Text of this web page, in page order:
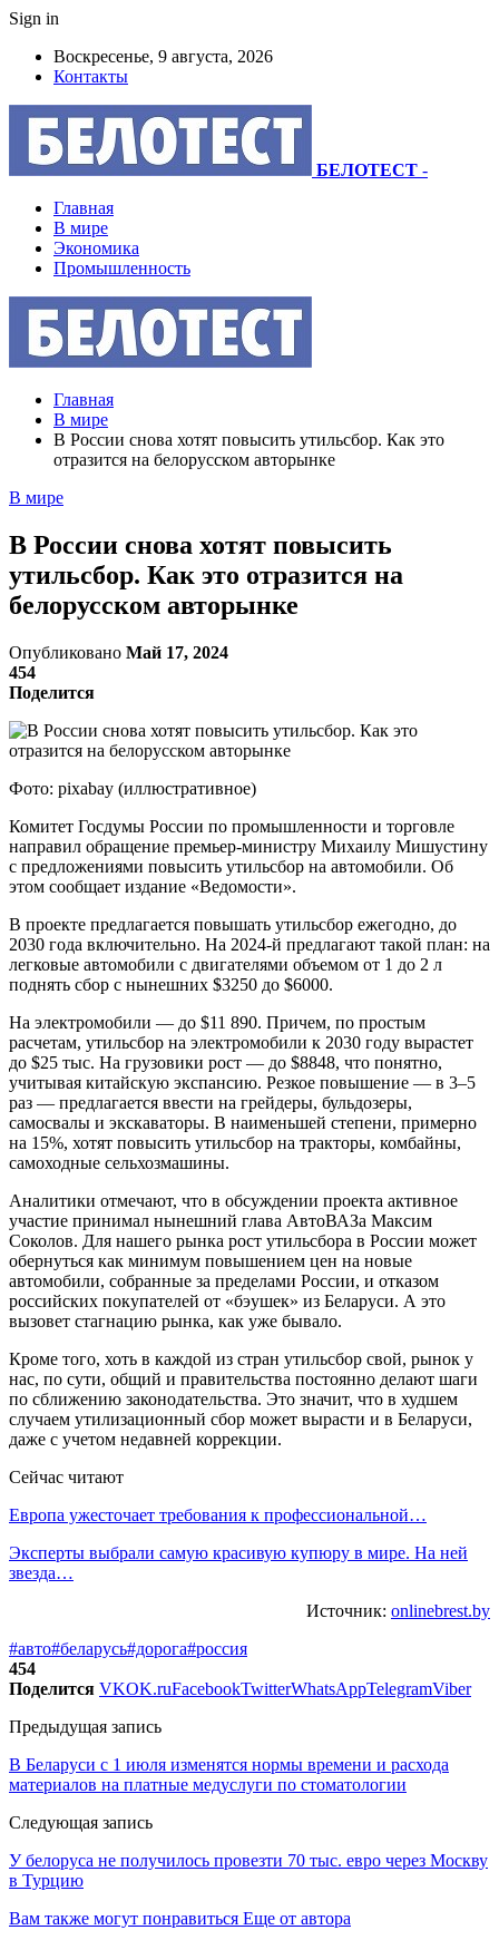
Sign in
Воскресенье, 9 августа, 2026
Контакты
БЕЛОТЕСТ -
Главная
В мире
Экономика
Промышленность
Главная
В мире
В России снова хотят повысить утильсбор. Как это
отразится на белорусском авторынке
В мире
В России снова хотят повысить
утильсбор. Как это отразится на
белорусском авторынке
Опубликовано Май 17, 2024
454
Поделится
Фото: pixabay (иллюстративное)
Комитет Госдумы России по промышленности и торговле
направил обращение премьер-министру Михаилу Мишустину
с предложениями повысить утильсбор на автомобили. Об
этом сообщает издание «Ведомости».
В проекте предлагается повышать утильсбор ежегодно, до
2030 года включительно. На 2024-й предлагают такой план: на
легковые автомобили с двигателями объемом от 1 до 2 л
поднять сбор с нынешних $3250 до $6000.
На электромобили — до $11 890. Причем, по простым
расчетам, утильсбор на электромобили к 2030 году вырастет
до $25 тыс. На грузовики рост — до $8848, что понятно,
учитывая китайскую экспансию. Резкое повышение — в 3–5
раз — предлагается ввести на грейдеры, бульдозеры,
самосвалы и экскаваторы. В наименьшей степени, примерно
на 15%, хотят повысить утильсбор на тракторы, комбайны,
самоходные сельхозмашины.
Аналитики отмечают, что в обсуждении проекта активное
участие принимал нынешний глава АвтоВАЗа Максим
Соколов. Для нашего рынка рост утильсбора в России может
обернуться как минимум повышением цен на новые
автомобили, собранные за пределами России, и отказом
российских покупателей от «бэушек» из Беларуси. А это
вызовет стагнацию рынка, как уже бывало.
Кроме того, хоть в каждой из стран утильсбор свой, рынок у
нас, по сути, общий и правительства постоянно делают шаги
по сближению законодательства. Это значит, что в худшем
случаем утилизационный сбор может вырасти и в Беларуси,
даже с учетом недавней коррекции.
Сейчас читают
Европа ужесточает требования к профессиональной…
Эксперты выбрали самую красивую купюру в мире. На ней
звезда…
Источник: onlinebrest.by
#авто#беларусь#дорога#россия
454
Поделится VKOK.ruFacebookTwitterWhatsAppTelegramViber
Предыдущая запись
В Беларуси с 1 июля изменятся нормы времени и расхода
материалов на платные медуслуги по стоматологии
Следующая запись
У белоруса не получилось провезти 70 тыс. евро через Москву
в Турцию
Вам также могут понравиться Еще от автора